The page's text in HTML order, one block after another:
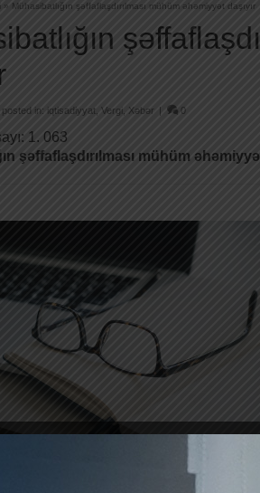
» Mühasibatlığın şəffaflaşdırılması mühüm əhəmiyyət daşıyır
in: iqtisadiyyat Vergi, Xəbər | 0
1. 063
şəffaflaşdırılması mühüm